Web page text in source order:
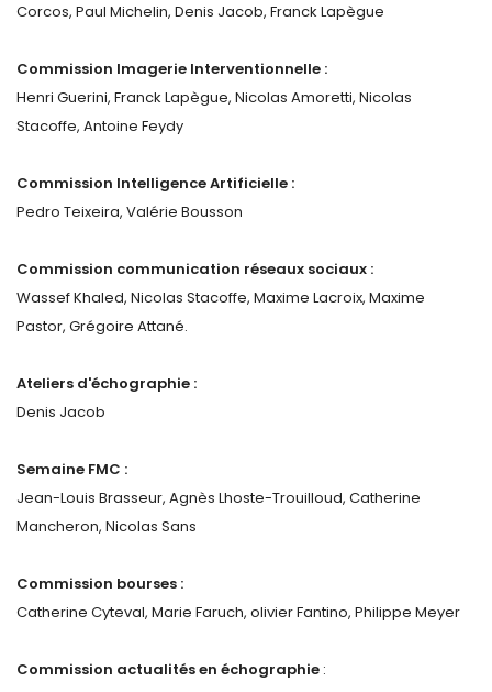
Corcos, Paul Michelin, Denis Jacob, Franck Lapègue
Commission Imagerie Interventionnelle :
Henri Guerini, Franck Lapègue, Nicolas Amoretti, Nicolas
Stacoffe, Antoine Feydy
Commission Intelligence Artificielle :
Pedro Teixeira, Valérie Bousson
Commission communication réseaux sociaux :
Wassef Khaled, Nicolas Stacoffe, Maxime Lacroix, Maxime
Pastor, Grégoire Attané.
Ateliers d'échographie :
Denis Jacob
Semaine FMC :
Jean-Louis Brasseur, Agnès Lhoste-Trouilloud, Catherine
Mancheron, Nicolas Sans
Commission bourses :
Catherine Cyteval, Marie Faruch, olivier Fantino, Philippe Meyer
Commission actualités en échographie :